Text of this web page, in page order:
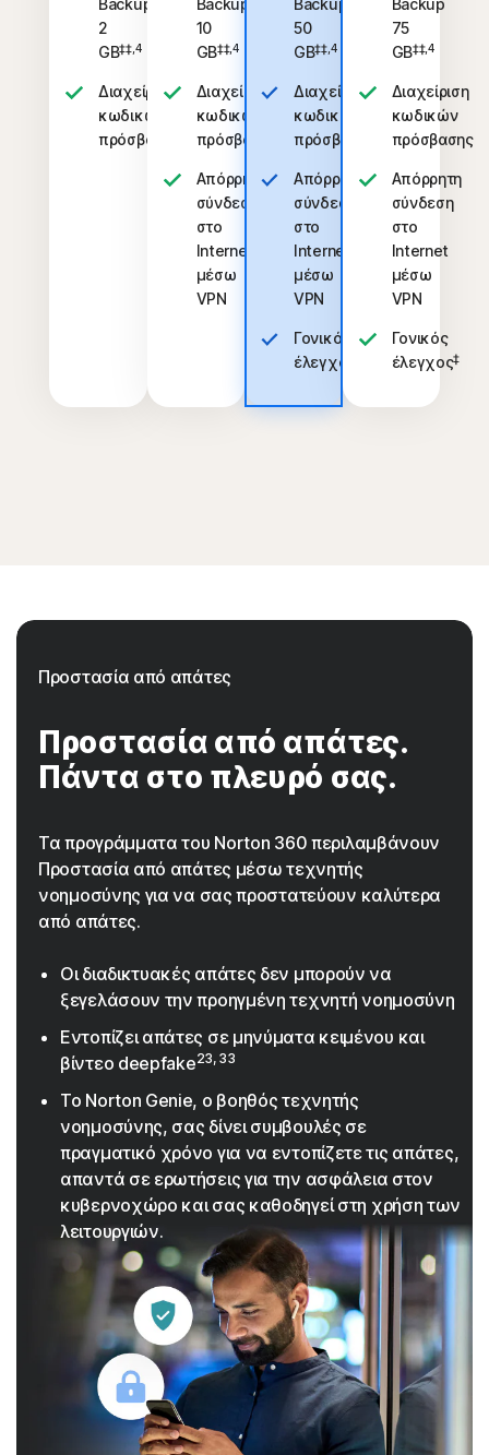
Backup
2
GB‡‡,4
Διαχείριση
κωδικών
πρόσβασης
Backup
10
GB‡‡,4
Διαχείριση
κωδικών
πρόσβασης
Απόρρητη
σύνδεση
στο
Internet
μέσω
VPN
Backup
50
GB‡‡,4
Διαχείριση
κωδικών
πρόσβασης
Απόρρητη
σύνδεση
στο
Internet
μέσω
VPN
Γονικός
έλεγχος
Backup
75
GB‡‡,4
Διαχείριση
κωδικών
πρόσβασης
Απόρρητη
σύνδεση
στο
Internet
μέσω
VPN
Γονικός
έλεγχος‡
Προστασία από απάτες
Προστασία από απάτες.
Πάντα στο πλευρό σας.
Τα προγράμματα του Norton 360 περιλαμβάνουν
Προστασία από απάτες μέσω τεχνητής
νοημοσύνης για να σας προστατεύουν καλύτερα
από απάτες.
Οι διαδικτυακές απάτες δεν μπορούν να
ξεγελάσουν την προηγμένη τεχνητή νοημοσύνη
Εντοπίζει απάτες σε μηνύματα κειμένου και
βίντεο deepfake23, 33
Το Norton Genie, ο βοηθός τεχνητής
νοημοσύνης, σας δίνει συμβουλές σε
πραγματικό χρόνο για να εντοπίζετε τις απάτες,
απαντά σε ερωτήσεις για την ασφάλεια στον
κυβερνοχώρο και σας καθοδηγεί στη χρήση των
λειτουργιών.